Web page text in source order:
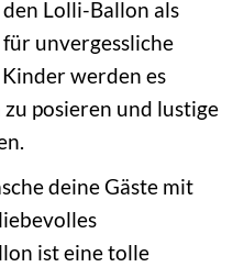
Lolli-Ballon als
unvergessliche
werden es
posieren und lustige
deine Gäste mit
ist eine tolle